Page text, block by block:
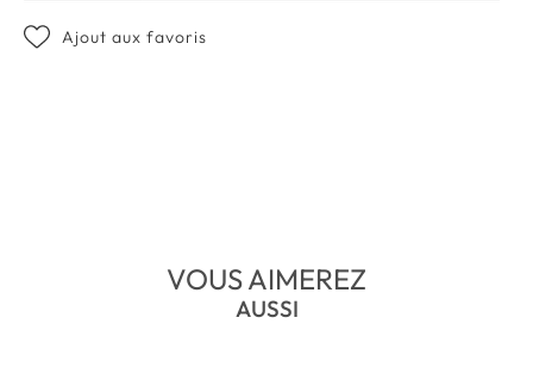
Ajout aux favoris
VOUS AIMEREZ
AUSSI